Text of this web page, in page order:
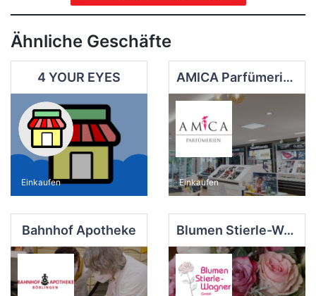
Ähnliche Geschäfte
4 YOUR EYES
Einkaufen
AMICA Parfümerie Bittel
Einkaufen
Bahnhof Apotheke Blumen Stierle-Wagner GmbH